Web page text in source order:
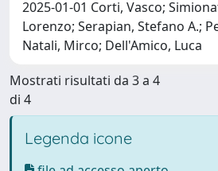
2025-01-01 Corti, Vasco;
Lorenzo; Serapian, Stefano A.;
Natali, Mirco; Dell'Amico, Luca
Mostrati risultati da 3 a 4
di 4
Legenda icone